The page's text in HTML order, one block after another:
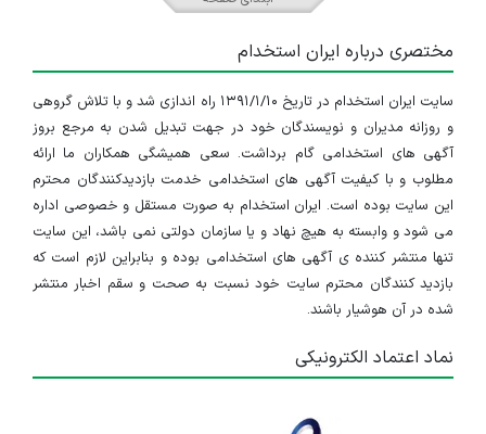
مختصری درباره ایران استخدام
سایت ایران استخدام در تاریخ ۱۳۹۱/۱/۱۰ راه اندازی شد و با تلاش گروهی
و روزانه مدیران و نویسندگان خود در جهت تبدیل شدن به مرجع بروز
آگهی های استخدامی گام برداشت. سعی همیشگی همکاران ما ارائه
مطلوب و با کیفیت آگهی های استخدامی خدمت بازدیدکنندگان محترم
این سایت بوده است. ایران استخدام به صورت مستقل و خصوصی اداره
می شود و وابسته به هیچ نهاد و یا سازمان دولتی نمی باشد، این سایت
تنها منتشر کننده ی آگهی های استخدامی بوده و بنابراین لازم است که
بازدید کنندگان محترم سایت خود نسبت به صحت و سقم اخبار منتشر
شده در آن هوشیار باشند.
نماد اعتماد الکترونیکی